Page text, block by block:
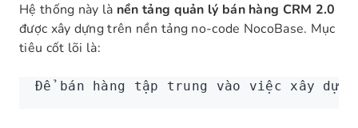
Hệ thống này là nền tảng quản lý bán hàng CRM 2.0
được xây dựng trên nền tảng no-code NocoBase. Mục
tiêu cốt lõi là:
Để bán hàng tập trung vào việc xây